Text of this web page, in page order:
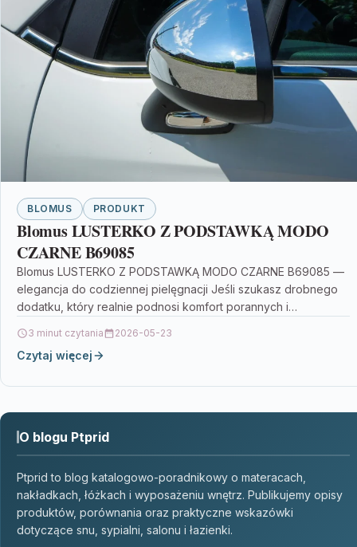
BLOMUS PRODUKT
Blomus LUSTERKO Z PODSTAWKĄ MODO
CZARNE B69085
Blomus LUSTERKO Z PODSTAWKĄ MODO CZARNE B69085 —
elegancja do codziennej pielęgnacji Jeśli szukasz drobnego
dodatku, który realnie podnosi komfort porannych i
3 minut czytania 2026-05-23
Czytaj więcej
O blogu Ptprid
Ptprid to blog katalogowo-poradnikowy o materacach,
nakładkach, łóżkach i wyposażeniu wnętrz. Publikujemy opisy
produktów, porównania oraz praktyczne wskazówki
dotyczące snu, sypialni, salonu i łazienki.